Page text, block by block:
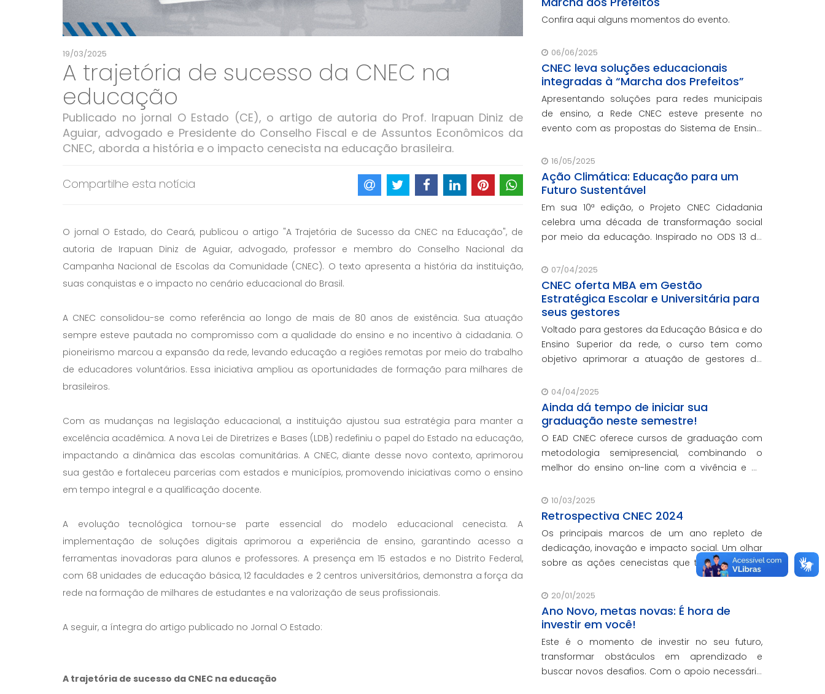
19/03/2025
A trajetória de sucesso da CNEC na
educação
Publicado no jornal O Estado (CE), o artigo de autoria do Prof. Irapuan Diniz de
Aguiar, advogado e Presidente do Conselho Fiscal e de Assuntos Econômicos da
CNEC, aborda a história e o impacto cenecista na educação brasileira.
Compartilhe esta notícia
O jornal O Estado, do Ceará, publicou o artigo "A Trajetória de Sucesso da CNEC na Educação", de
autoria de Irapuan Diniz de Aguiar, advogado, professor e membro do Conselho Nacional da
Campanha Nacional de Escolas da Comunidade (CNEC). O texto apresenta a história da instituição,
suas conquistas e o impacto no cenário educacional do Brasil.
A CNEC consolidou-se como referência ao longo de mais de 80 anos de existência. Sua atuação
sempre esteve pautada no compromisso com a qualidade do ensino e no incentivo à cidadania. O
pioneirismo marcou a expansão da rede, levando educação a regiões remotas por meio do trabalho
de educadores voluntários. Essa iniciativa ampliou as oportunidades de formação para milhares de
brasileiros.
Com as mudanças na legislação educacional, a instituição ajustou sua estratégia para manter a
excelência acadêmica. A nova Lei de Diretrizes e Bases (LDB) redefiniu o papel do Estado na educação,
impactando a dinâmica das escolas comunitárias. A CNEC, diante desse novo contexto, aprimorou
sua gestão e fortaleceu parcerias com estados e municípios, promovendo iniciativas como o ensino
em tempo integral e a qualificação docente.
A evolução tecnológica tornou-se parte essencial do modelo educacional cenecista. A
implementação de soluções digitais aprimorou a experiência de ensino, garantindo acesso a
ferramentas inovadoras para alunos e professores. A presença em 15 estados e no Distrito Federal,
com 68 unidades de educação básica, 12 faculdades e 2 centros universitários, demonstra a força da
rede na formação de milhares de estudantes e na valorização de seus profissionais.
A seguir, a íntegra do artigo publicado no Jornal O Estado:
A trajetória de sucesso da CNEC na educação
Confira aqui alguns momentos do evento.
06/06/2025
CNEC leva soluções educacionais
integradas à “Marcha dos Prefeitos”
Apresentando soluções para redes municipais
de ensino, a Rede CNEC esteve presente no
evento com as propostas do Sistema de Ensino
docente, serviços de gestão escolar e parcerias
com prefeituras durante e
16/05/2025
Ação Climática: Educação para um
Futuro Sustentável
Em sua 10ª edição, o Projeto CNEC Cidadania
celebra uma década de transformação social
por meio da educação. Inspirado no ODS 13 da
climáticas e na promoção da sustentabilidade.
07/04/2025
CNEC oferta MBA em Gestão
Estratégica Escolar e Universitária para
seus gestores
Voltado para gestores da Educação Básica e do
Ensino Superior da rede, o curso tem como
objetivo aprimorar a atuação de gestores da
continuada em serviço da instituição, contando
com o oferecimento gratuito da Re
04/04/2025
Ainda dá tempo de iniciar sua
graduação neste semestre!
O EAD CNEC oferece cursos de graduação com
metodologia semipresencial, combinando o
melhor do ensino on-line com a vivência e as
10/03/2025
Retrospectiva CNEC 2024
Os principais marcos de um ano repleto de
dedicação, inovação e impacto social. Um olhar
sobre as ações cenecistas que transformaram
vidas e reforçaram o nosso compromisso com a
educação de qualidade.
20/01/2025
Ano Novo, metas novas: É hora de
investir em você!
Este é o momento de investir no seu futuro,
transformar obstáculos em aprendizado e
buscar novos desafios. Com o apoio necessário